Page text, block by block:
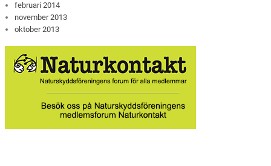
februari 2014
november 2013
oktober 2013